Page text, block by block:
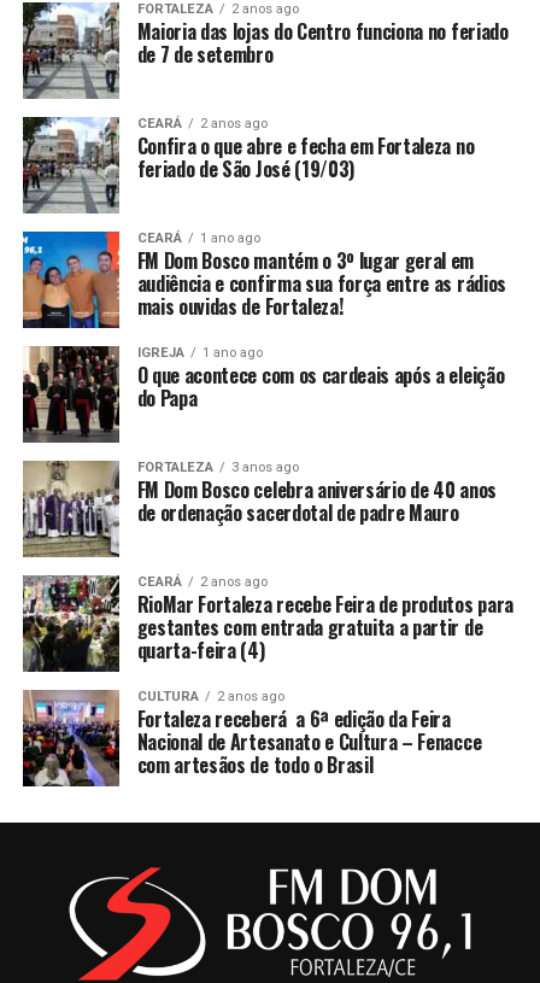
FORTALEZA 2 anos ago
Maioria das lojas do Centro funciona no feriado
de 7 de setembro
CEARÁ 2 anos ago
Confira o que abre e fecha em Fortaleza no
feriado de São José (19/03)
CEARÁ 1 ano ago
FM Dom Bosco mantém o 3º lugar geral em
audiência e confirma sua força entre as rádios
mais ouvidas de Fortaleza!
IGREJA 1 ano ago
O que acontece com os cardeais após a eleição
do Papa
FORTALEZA 3 anos ago
FM Dom Bosco celebra aniversário de 40 anos
de ordenação sacerdotal de padre Mauro
CEARÁ 2 anos ago
RioMar Fortaleza recebe Feira de produtos para
gestantes com entrada gratuita a partir de
quarta-feira (4)
CULTURA 2 anos ago
Fortaleza receberá a 6ª edição da Feira
Nacional de Artesanato e Cultura – Fenacce
com artesãos de todo o Brasil